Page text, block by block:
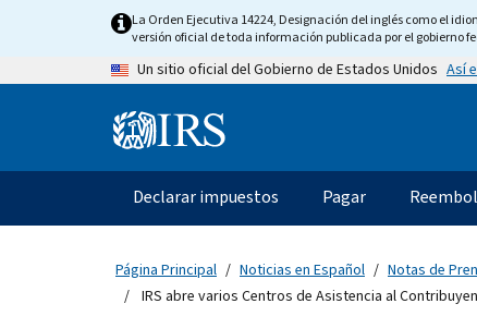
content
La Orden Ejecutiva 14224, Designación del inglés como el
versión oficial de toda información publicada por el gobierno
Un sitio oficial del Gobierno de Estados Unidos Así
Information
Navegación
principal
Declarar impuestos Pagar
Página Principal Noticias en Español
Notas de
IRS abre varios Centros de Asistencia al